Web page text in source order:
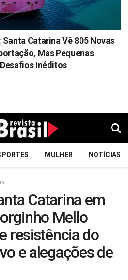
Catarina Vê 805 Novas
Mas Pequenas
Inéditos
MULHER NOTÍCIAS
Catarina em
Mello
resistência do
e alegações de